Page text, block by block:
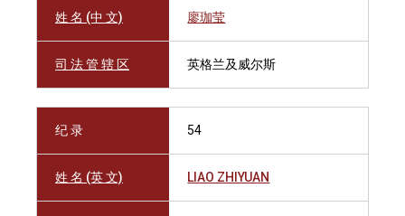
姓 名 (中 文) 廖珈莹
司 法 管 辖 区 英格兰及威尔斯
纪 录 54
姓 名 (英 文) LIAO ZHIYUAN